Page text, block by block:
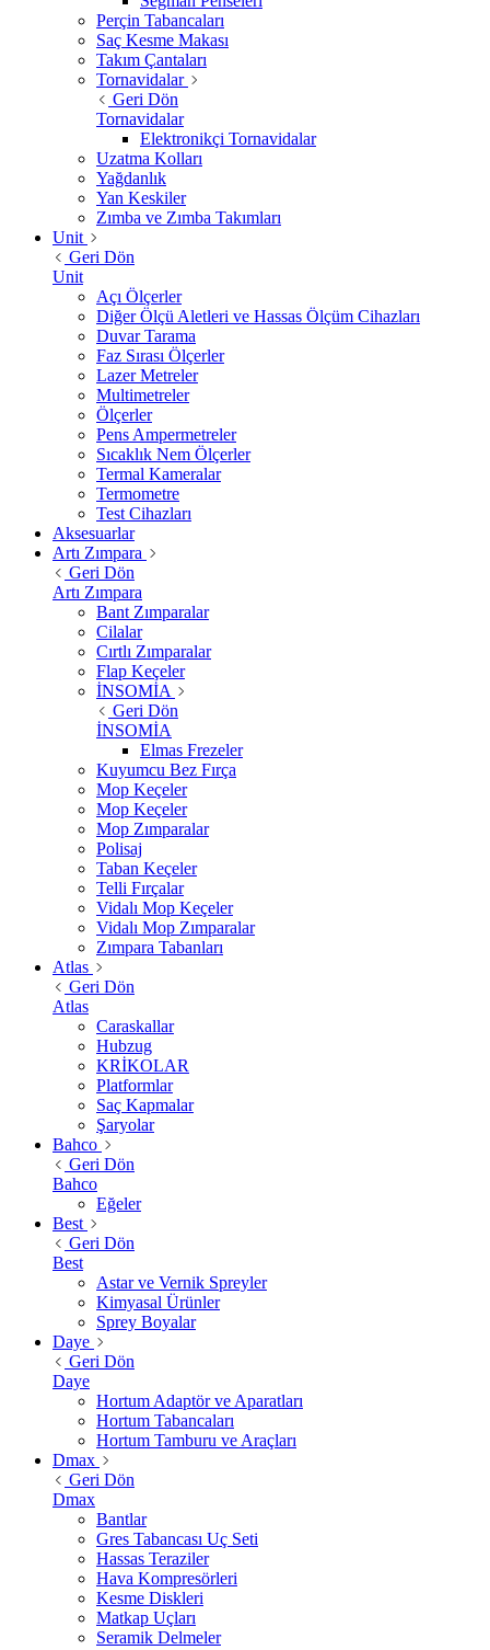
Perçin Tabancaları
Saç Kesme Makası
Takım Çantaları
Tornavidalar
Geri Dön
Tornavidalar
Elektronikçi Tornavidalar
Uzatma Kolları
Yağdanlık
Yan Keskiler
Zımba ve Zımba Takımları
Unit
Geri Dön
Unit
Açı Ölçerler
Diğer Ölçü Aletleri ve Hassas Ölçüm Cihazları
Duvar Tarama
Faz Sırası Ölçerler
Lazer Metreler
Multimetreler
Ölçerler
Pens Ampermetreler
Sıcaklık Nem Ölçerler
Termal Kameralar
Termometre
Test Cihazları
Aksesuarlar
Artı Zımpara
Geri Dön
Artı Zımpara
Bant Zımparalar
Cilalar
Cırtlı Zımparalar
Flap Keçeler
İNSOMİA
Geri Dön
İNSOMİA
Elmas Frezeler
Kuyumcu Bez Fırça
Mop Keçeler
Mop Keçeler
Mop Zımparalar
Polisaj
Taban Keçeler
Telli Fırçalar
Vidalı Mop Keçeler
Vidalı Mop Zımparalar
Zımpara Tabanları
Atlas
Geri Dön
Atlas
Caraskallar
Hubzug
KRİKOLAR
Platformlar
Saç Kapmalar
Şaryolar
Bahco
Geri Dön
Bahco
Eğeler
Best
Geri Dön
Best
Astar ve Vernik Spreyler
Kimyasal Ürünler
Sprey Boyalar
Daye
Geri Dön
Daye
Hortum Adaptör ve Aparatları
Hortum Tabancaları
Hortum Tamburu ve Araçları
Dmax
Geri Dön
Dmax
Bantlar
Gres Tabancası Uç Seti
Hassas Teraziler
Hava Kompresörleri
Kesme Diskleri
Matkap Uçları
Seramik Delmeler